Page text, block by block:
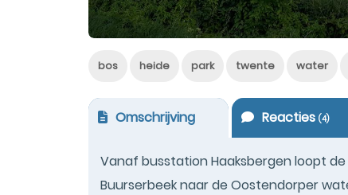
bos heide park twente water
Omschrijving Reacties(4)
Vanaf busstation Haaksbergen loopt
Buurserbeek naar de Oostendorper